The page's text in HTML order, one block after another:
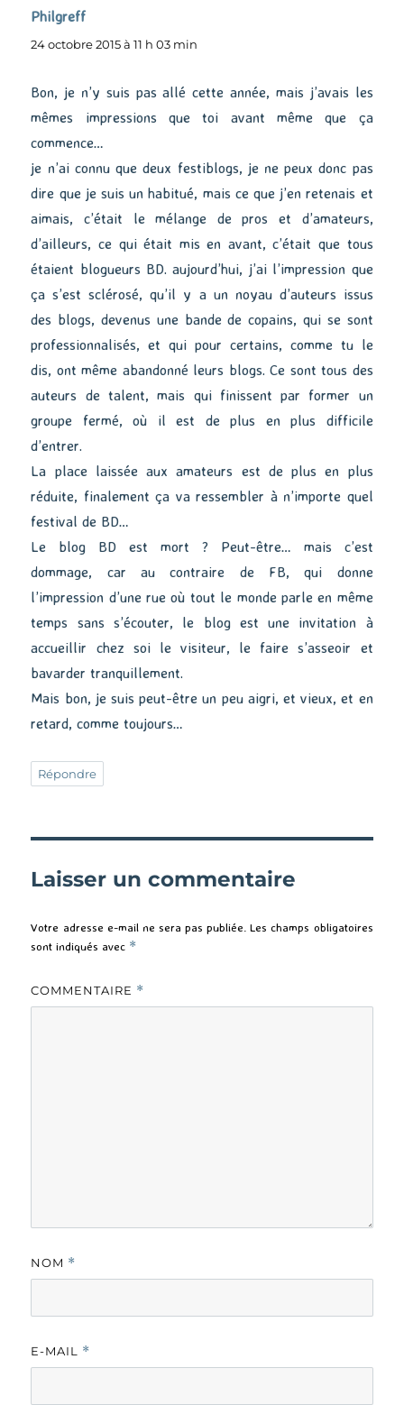
Philgreff
24 octobre 2015 à 11 h 03 min
Bon, je n’y suis pas allé cette année, mais j’avais les
mêmes impressions que toi avant même que ça
commence…
je n’ai connu que deux festiblogs, je ne peux donc pas
dire que je suis un habitué, mais ce que j’en retenais et
aimais, c’était le mélange de pros et d’amateurs,
d’ailleurs, ce qui était mis en avant, c’était que tous
étaient blogueurs BD. aujourd’hui, j’ai l’impression que
ça s’est sclérosé, qu’il y a un noyau d’auteurs issus
des blogs, devenus une bande de copains, qui se sont
professionnalisés, et qui pour certains, comme tu le
dis, ont même abandonné leurs blogs. Ce sont tous des
auteurs de talent, mais qui finissent par former un
groupe fermé, où il est de plus en plus difficile
d’entrer.
La place laissée aux amateurs est de plus en plus
réduite, finalement ça va ressembler à n’importe quel
festival de BD…
Le blog BD est mort ? Peut-être… mais c’est
dommage, car au contraire de FB, qui donne
l’impression d’une rue où tout le monde parle en même
temps sans s’écouter, le blog est une invitation à
accueillir chez soi le visiteur, le faire s’asseoir et
bavarder tranquillement.
Mais bon, je suis peut-être un peu aigri, et vieux, et en
retard, comme toujours…
Répondre
Laisser un commentaire
Votre adresse e-mail ne sera pas publiée. Les champs obligatoires
sont indiqués avec *
COMMENTAIRE *
NOM *
E-MAIL *